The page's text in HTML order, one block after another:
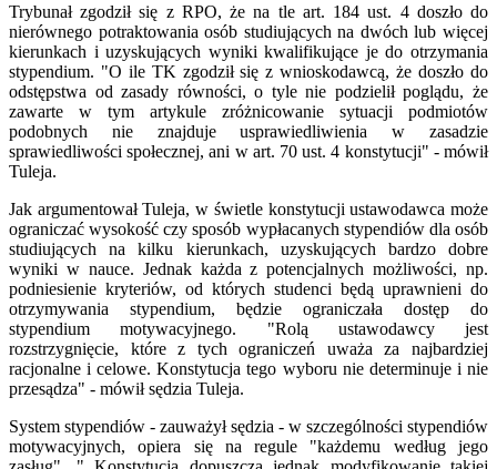
Trybunał zgodził się z RPO, że na tle art. 184 ust. 4 doszło do
nierównego potraktowania osób studiujących na dwóch lub więcej
kierunkach i uzyskujących wyniki kwalifikujące je do otrzymania
stypendium. "O ile TK zgodził się z wnioskodawcą, że doszło do
odstępstwa od zasady równości, o tyle nie podzielił poglądu, że
zawarte w tym artykule zróżnicowanie sytuacji podmiotów
podobnych nie znajduje usprawiedliwienia w zasadzie
sprawiedliwości społecznej, ani w art. 70 ust. 4 konstytucji" - mówił
Tuleja.
Jak argumentował Tuleja, w świetle konstytucji ustawodawca może
ograniczać wysokość czy sposób wypłacanych stypendiów dla osób
studiujących na kilku kierunkach, uzyskujących bardzo dobre
wyniki w nauce. Jednak każda z potencjalnych możliwości, np.
podniesienie kryteriów, od których studenci będą uprawnieni do
otrzymywania stypendium, będzie ograniczała dostęp do
stypendium motywacyjnego. "Rolą ustawodawcy jest
rozstrzygnięcie, które z tych ograniczeń uważa za najbardziej
racjonalne i celowe. Konstytucja tego wyboru nie determinuje i nie
przesądza" - mówił sędzia Tuleja.
System stypendiów - zauważył sędzia - w szczególności stypendiów
motywacyjnych, opiera się na regule "każdemu według jego